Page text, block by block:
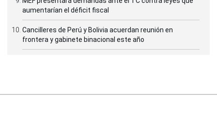
aumentarían el déficit fiscal
Cancilleres de Perú y Bolivia acuerdan reunión en
frontera y gabinete binacional este año